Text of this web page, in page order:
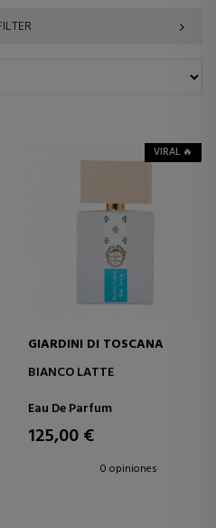
VIRAL 🔥
GIARDINI DI TOSCANA
BIANCO LATTE
Eau De Parfum
125,00 €
0 opiniones